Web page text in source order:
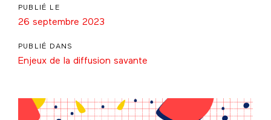
PUBLIÉ LE
26 septembre 2023
PUBLIÉ DANS
Enjeux de la diffusion savante